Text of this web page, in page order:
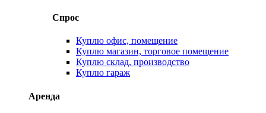
Спрос
Куплю офис, помещение
Куплю магазин, торговое помещение
Куплю склад, производство
Куплю гараж
Аренда